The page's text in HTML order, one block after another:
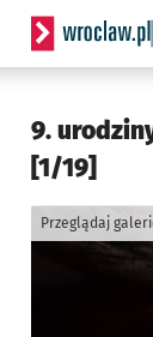
Serwis
9.
[1/19]
Przeglądaj